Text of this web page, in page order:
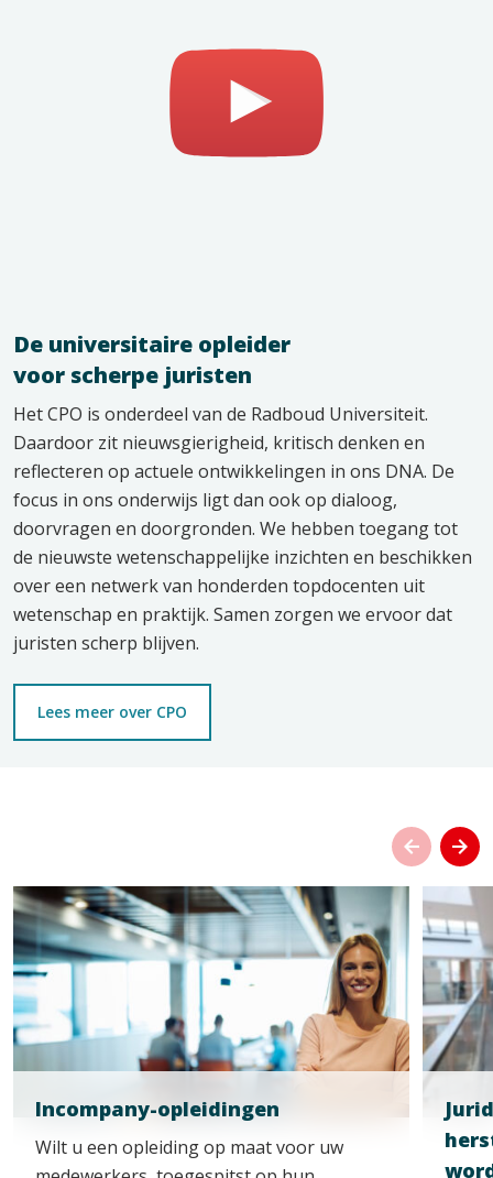
De universitaire opleider
voor scherpe juristen
Het CPO is onderdeel van de Radboud Universiteit.
Daardoor zit nieuwsgierigheid, kritisch denken en
reflecteren op actuele ontwikkelingen in ons DNA. De
focus in ons onderwijs ligt dan ook op dialoog,
doorvragen en doorgronden. We hebben toegang tot
de nieuwste wetenschappelijke inzichten en beschikken
over een netwerk van honderden topdocenten uit
wetenschap en praktijk. Samen zorgen we ervoor dat
juristen scherp blijven.
Lees meer over CPO
Speel
af
Incompany-opleidingen
Wilt u een opleiding op maat voor uw